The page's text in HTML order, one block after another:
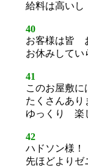
給料は高い
40
お客様は皆
お休みしてい
41
このお屋敷に
たくさんあ
ゆっくり 楽
42
ハドソン様！
先ほどよりゼ